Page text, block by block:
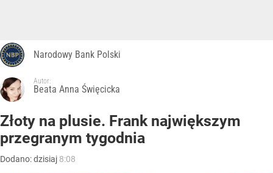
Narodowy Bank Polski
Autor:
Beata Anna Święcicka
Złoty na plusie. Frank największym
przegranym tygodnia
Dodano:dzisiaj 8:08